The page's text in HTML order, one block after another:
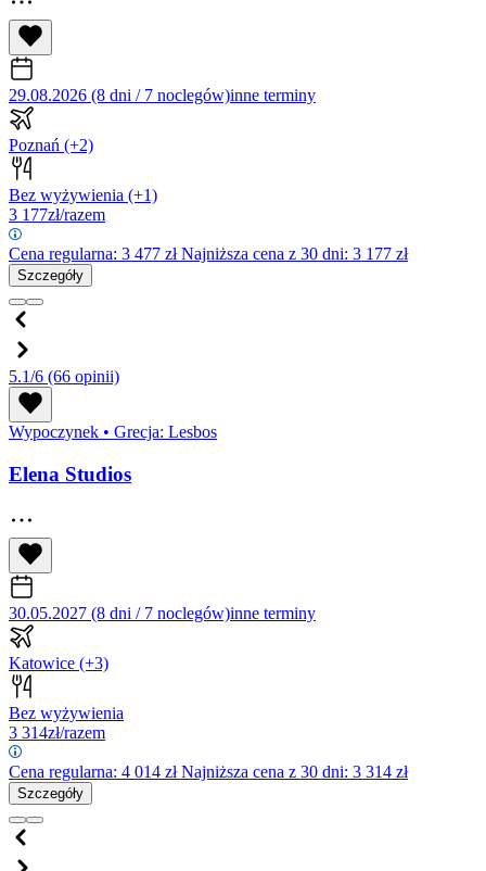
29.08.2026 (8 dni / 7 noclegów)inne terminy
Poznań (+2)
Bez wyżywienia (+1)
3 177zł/razem
Cena regularna: 3 477 złNajniższa cena z 30 dni: 3 177 zł
Szczegóły
5.1/6 (66 opinii)
Wypoczynek • Grecja: Lesbos
Elena Studios
30.05.2027 (8 dni / 7 noclegów)inne terminy
Katowice (+3)
Bez wyżywienia
3 314zł/razem
Cena regularna: 4 014 złNajniższa cena z 30 dni: 3 314 zł
Szczegóły